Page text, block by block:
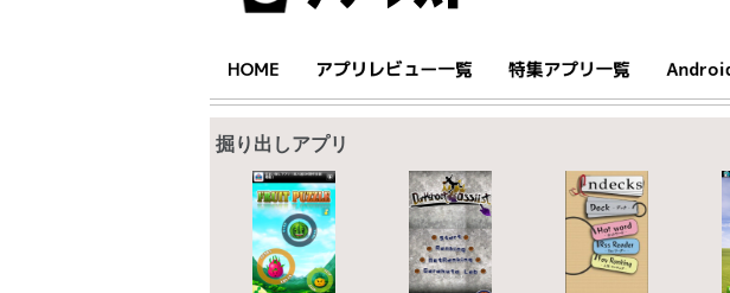
掘り出しアプリ